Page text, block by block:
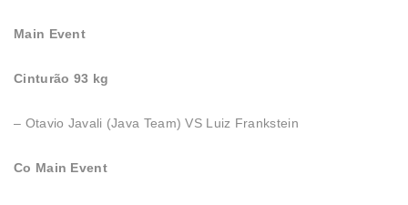
Main Event
Cinturão 93 kg
– Otavio Javali (Java Team) VS Luiz Frankstein
Co Main Event